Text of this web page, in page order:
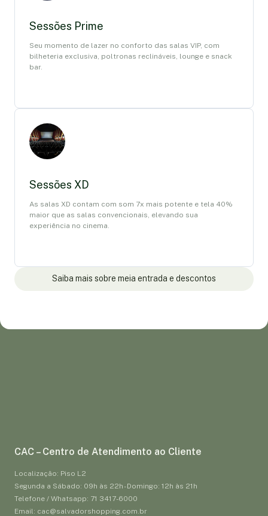
Sessões Prime
Seu momento de lazer no conforto das salas VIP, com
bilheteria exclusiva, poltronas reclináveis, lounge e snack
bar.
Sessões XD
As salas XD contam com som 7x mais potente e tela 40%
maior que as salas convencionais, elevando sua
experiência no cinema.
Saiba mais sobre meia entrada e descontos
CAC – Centro de Atendimento ao Cliente
Localização: Piso L2
Segunda a Sábado: 09h às 22h - Domingo: 12h às 21h
Telefone / Whatsapp: 71 3417-6000
Email: cac@salvadorshopping.com.br